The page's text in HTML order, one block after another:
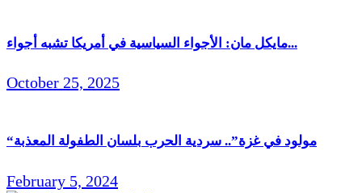
مايكل مان: الأجواء السياسية في أمريكا تشبه أجواء...
October 25, 2025
“مولود في غزة”.. سردية الحرب بلسان الطفولة المعذبة
February 5, 2024